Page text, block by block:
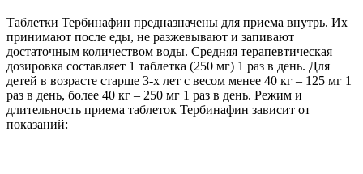
Таблетки Тербинафин предназначены для приема внутрь. Их
принимают после еды, не разжевывают и запивают
достаточным количеством воды. Средняя терапевтическая
дозировка составляет 1 таблетка (250 мг) 1 раз в день. Для
детей в возрасте старше 3-х лет с весом менее 40 кг – 125 мг 1
раз в день, более 40 кг – 250 мг 1 раз в день. Режим и
длительность приема таблеток Тербинафин зависит от
показаний: